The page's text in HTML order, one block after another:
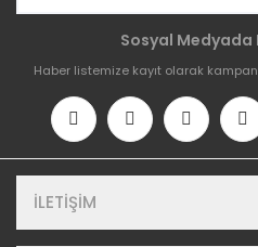
Sosyal Medyada
Haber listemize kayıt olarak
İLETİŞİM